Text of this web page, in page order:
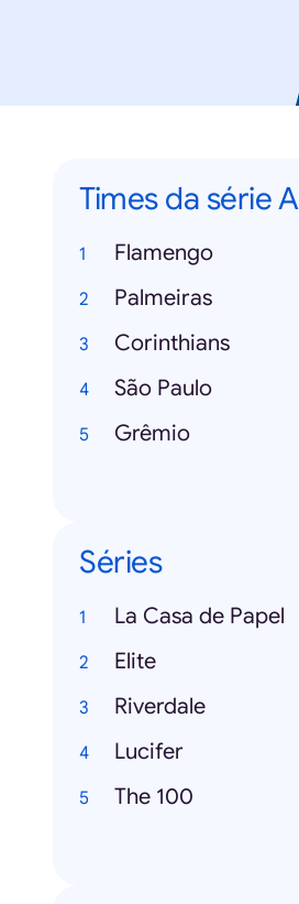
Times da série A
Flamengo
Palmeiras
Corinthians
São Paulo
Grêmio
Séries
La Casa de Papel
Elite
Riverdale
Lucifer
The 100